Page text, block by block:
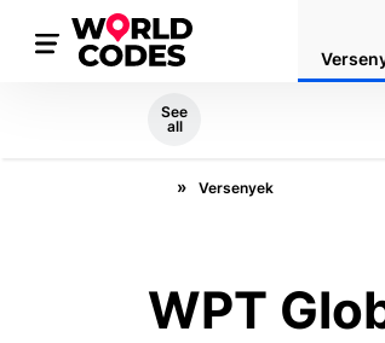
See
all
Versenyek
WPT